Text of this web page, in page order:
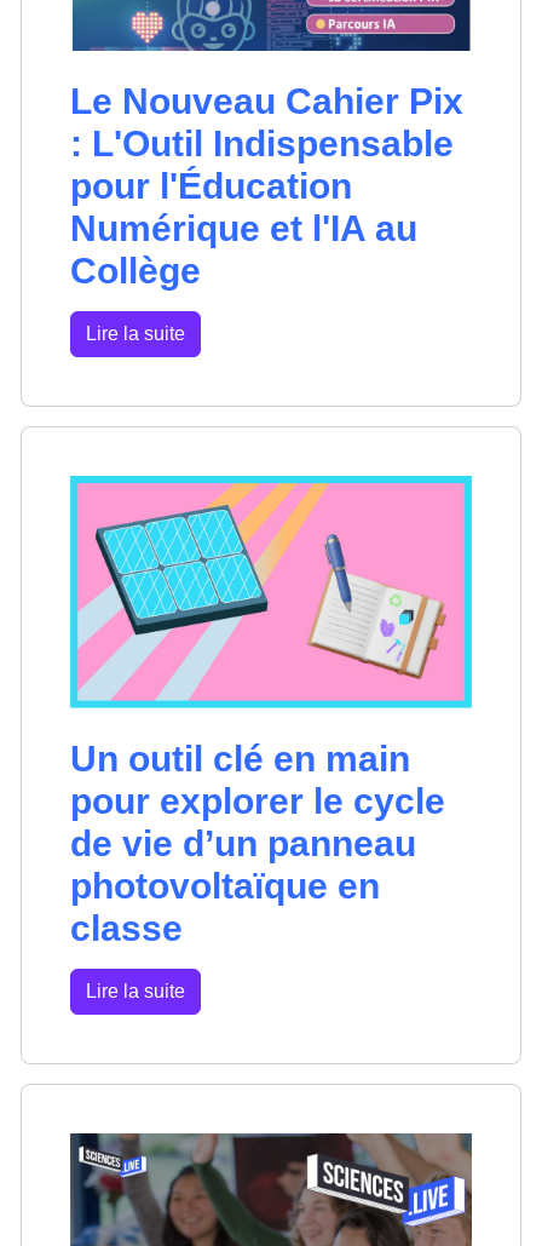
Le Nouveau Cahier Pix
: L'Outil Indispensable
pour l'Éducation
Numérique et l'IA au
Collège
Lire la suite
Un outil clé en main
pour explorer le cycle
de vie d’un panneau
photovoltaïque en
classe
Lire la suite